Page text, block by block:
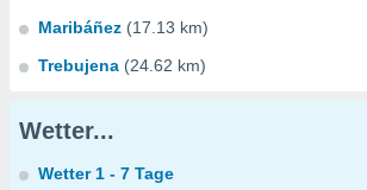
Maribáñez (17.13 km)
Trebujena (24.62 km)
Wetter...
Wetter 1 - 7 Tage